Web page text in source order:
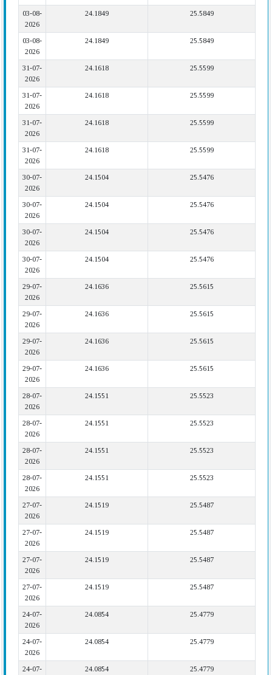
03-08-
2026
24.1849 25.5849
03-08-
2026
24.1849 25.5849
31-07-
2026
24.1618 25.5599
31-07-
2026
24.1618 25.5599
31-07-
2026
24.1618 25.5599
31-07-
2026
24.1618 25.5599
30-07-
2026
24.1504 25.5476
30-07-
2026
24.1504 25.5476
30-07-
2026
24.1504 25.5476
30-07-
2026
24.1504 25.5476
29-07-
2026
24.1636 25.5615
29-07-
2026
24.1636 25.5615
29-07-
2026
24.1636 25.5615
29-07-
2026
24.1636 25.5615
28-07-
2026
24.1551 25.5523
28-07-
2026
24.1551 25.5523
28-07-
2026
24.1551 25.5523
28-07-
2026
24.1551 25.5523
27-07-
2026
24.1519 25.5487
27-07-
2026
24.1519 25.5487
27-07-
2026
24.1519 25.5487
27-07-
2026
24.1519 25.5487
24-07-
2026
24.0854 25.4779
24-07-
2026
24.0854 25.4779
24-07-
24.0854 25.4779